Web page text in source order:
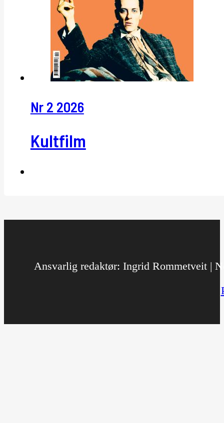
Nr 2 2026
Kultfilm
Ansvarlig redaktør: Ingrid Rommetveit |